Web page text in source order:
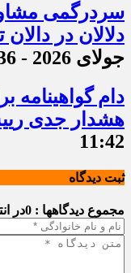
سردرگمی
دلالان در
جولای 2026 - 8:36
دام گواهینامه
هشدار جدی
11:42
ثبت دیدگاه
مجموع دیدگاهها : 0 در